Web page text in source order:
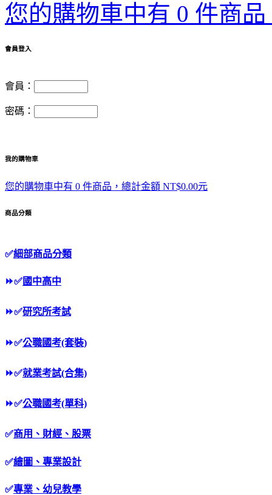
您的購物車中有 0 件商
會員登入
會員：
密碼：
我的購物車
您的購物車中有 0 件商品，總計金額 NT$0.00元
商品分類
✅細部商品分類
⏩✅國中高中
⏩✅研究所考試
⏩✅公職國考(套裝)
⏩✅就業考試(合集)
⏩✅公職國考(單科)
✅商用、財經、股票
✅繪圖、專業設計
✅專業、幼兒教學